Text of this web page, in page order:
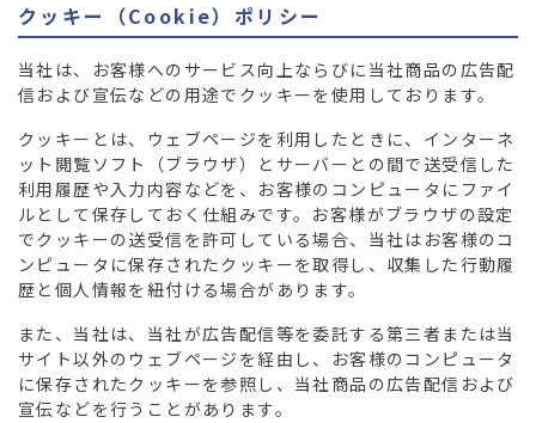
クッキー（Cookie）ポリシー
当社は、お客様へのサービス向上ならびに当社商品の広告配
信および宣伝などの用途でクッキーを使用しております。
クッキーとは、ウェブページを利用したときに、インターネ
ット閲覧ソフト（ブラウザ）とサーバーとの間で送受信した
利用履歴や入力内容などを、お客様のコンピュータにファイ
ルとして保存しておく仕組みです。お客様がブラウザの設定
でクッキーの送受信を許可している場合、当社はお客様のコ
ンピュータに保存されたクッキーを取得し、収集した行動履
歴と個人情報を紐付ける場合があります。
また、当社は、当社が広告配信等を委託する第三者または当
サイト以外のウェブページを経由し、お客様のコンピュータ
に保存されたクッキーを参照し、当社商品の広告配信および
宣伝などを行うことがあります。